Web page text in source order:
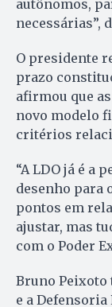
autônomos,
necessárias”,
O presidente
prazo
afirmou que
novo modelo
critérios
“A LDO já é a
desenho para
pontos em
ajustar, mas
com o Poder
Bruno Peixoto
e a